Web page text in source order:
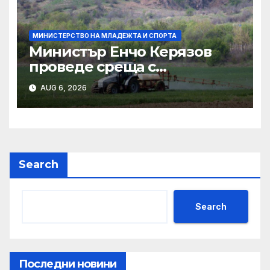
МИНИСТЕРСТВО НА МЛАДЕЖТА И СПОРТА
Министър Енчо Керязов
проведе среща с
представители на
младежки организации и
младежки центрове
AUG 6, 2026
Search
Search
Последни новини